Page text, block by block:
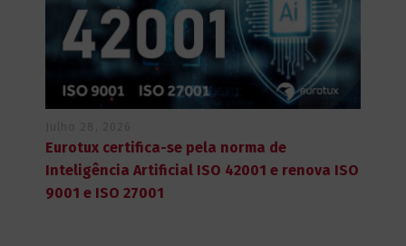
Eurotux certifica-se pela norma de
Inteligência Artificial ISO 42001 e renova ISO
9001 e ISO 27001